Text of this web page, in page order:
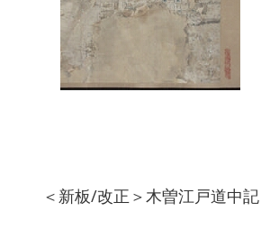
＜新板/改正＞木曽江戸道中記